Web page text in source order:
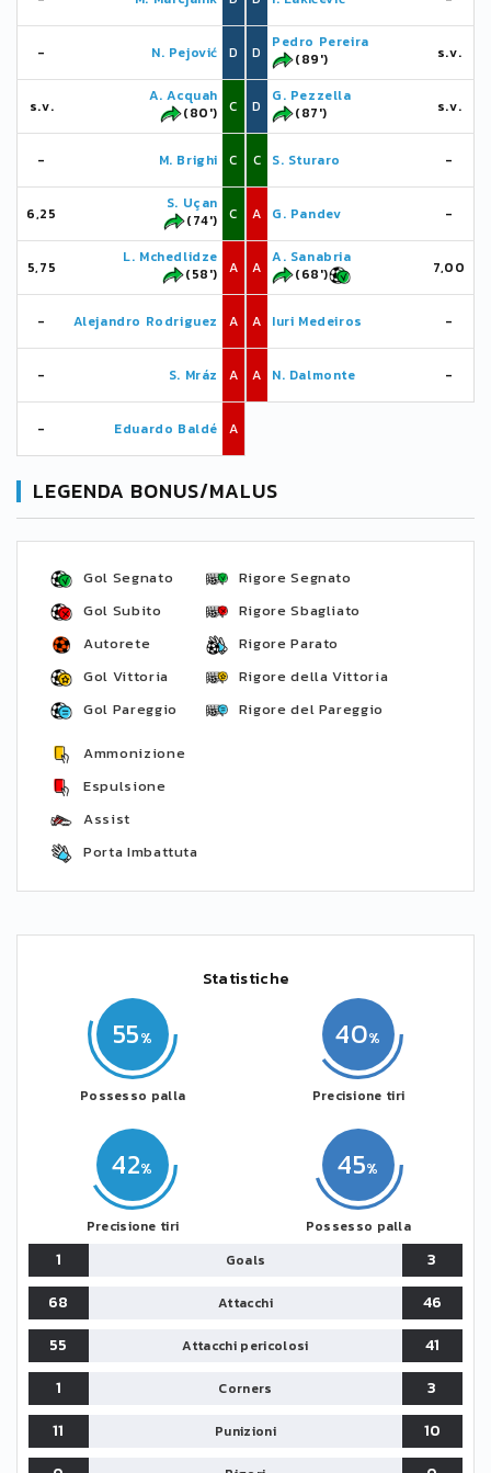
- N. Pejović D
s.v.
A. Acquah
(80')
C
- M. Brighi C
6,25
S. Uçan
(74')
C
5,75
L. Mchedlidze
(58')
A
- Alejandro Rodriguez A
- S. Mráz A
- Eduardo Baldé A
D
Pedro Pereira
(89')
s.v.
D
G. Pezzella
(87')
s.v.
C S. Sturaro -
A G. Pandev -
A
A. Sanabria
(68')
7,00
A Iuri Medeiros -
A N. Dalmonte -
LEGENDA BONUS/MALUS
Gol Segnato
Gol Subito
Autorete
Gol Vittoria
Gol Pareggio
Rigore Segnato
Rigore Sbagliato
Rigore Parato
Rigore della Vittoria
Rigore del Pareggio
Ammonizione
Espulsione
Assist
Porta Imbattuta
Statistiche
55
Possesso palla
42
Precisione tiri
45
Possesso palla
40
Precisione tiri
1 Goals
3
68
Attacchi
46
55
Attacchi pericolosi
41
1
Corners
3
11
Punizioni
10